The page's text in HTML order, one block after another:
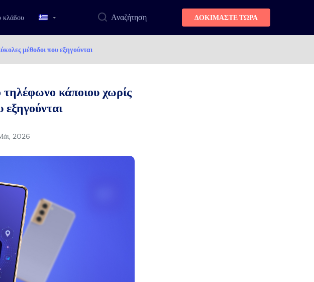
κλάδου Αναζήτηση ΔΟΚΙΜΑΣΤΕ ΤΩΡΑ
μέθοδοι που εξηγούνται
κάποιου χωρίς
εξηγούνται
2026